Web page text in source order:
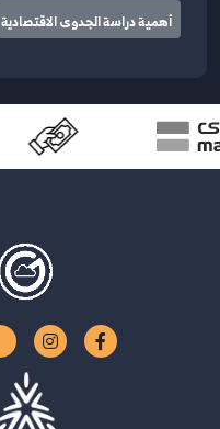
أهمية دراسة الجدوى الاقتصادية